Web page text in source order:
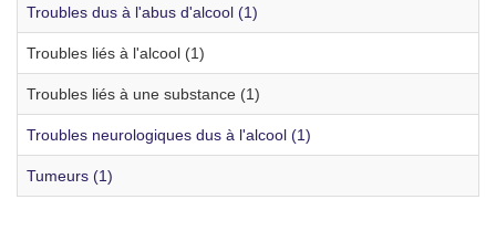
Troubles dus à l'abus d'alcool (1)
Troubles liés à l'alcool (1)
Troubles liés à une substance (1)
Troubles neurologiques dus à l'alcool (1)
Tumeurs (1)